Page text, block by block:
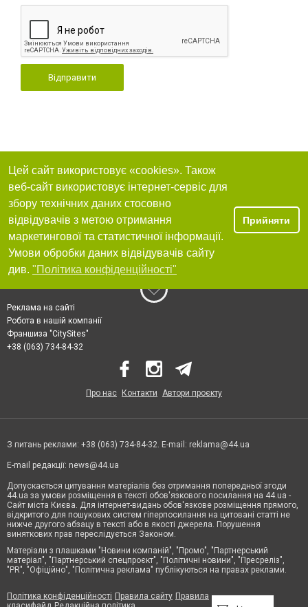
Відправити
Цей сайт використовує «cookies». Також
веб-сайт використовує інтернет-сервіс для
збору технічних даних стосовно
відвідувачів з метою отримання
маркетингової та статистичної інформації.
Умови обробки даних відвідувачів сайту
див. "Політика конфіденційності"
Прийняти
Реклама на сайті
Робота в нашій компанії
Франшиза "CitySites"
+38 (063) 734-84-32
Про нас Контакти Автори проєкту
З питань реклами: +38 (063) 734-84-32. E-mail: reklama@44.ua
E-mail редакції: news@44.ua
Допускається цитування матеріалів без отримання попередньої згоди
44.ua за умови розміщення в тексті обов'язкового посилання на 44.ua -
Сайт міста Києва. Для інтернет-видань обов'язкове розміщення прямого,
відкритого для пошукових систем гіперпосилання на цитовані статті не
нижче другого абзацу в тексті або в якості джерела. Порушення
виняткових прав переслідується Законом.
Матеріали з плашками "Новини компаній", "Промо", "Партнерський
матеріал", "Партнерський спецпроєкт", "Політичні новини", "Пресреліз",
"PR", "Офіційно", "Політична реклама" публікуються на правах реклами.
Політика конфіденційності Правила сайту Правила